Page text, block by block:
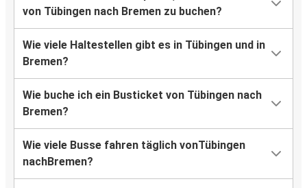
von Tübingen nach Bremen zu buchen?
Wie viele Haltestellen gibt es in Tübingen und in
Bremen?
Wie buche ich ein Busticket von Tübingen nach
Bremen?
Wie viele Busse fahren täglich vonTübingen
nachBremen?